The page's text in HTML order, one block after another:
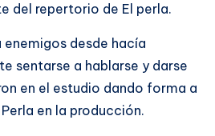
del repertorio de El perla.
enemigos desde hacía
sentarse a hablarse y darse
en el estudio dando forma a
en la producción.